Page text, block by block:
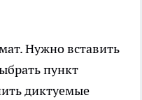
Нужно вставить
пункт
диктуемые